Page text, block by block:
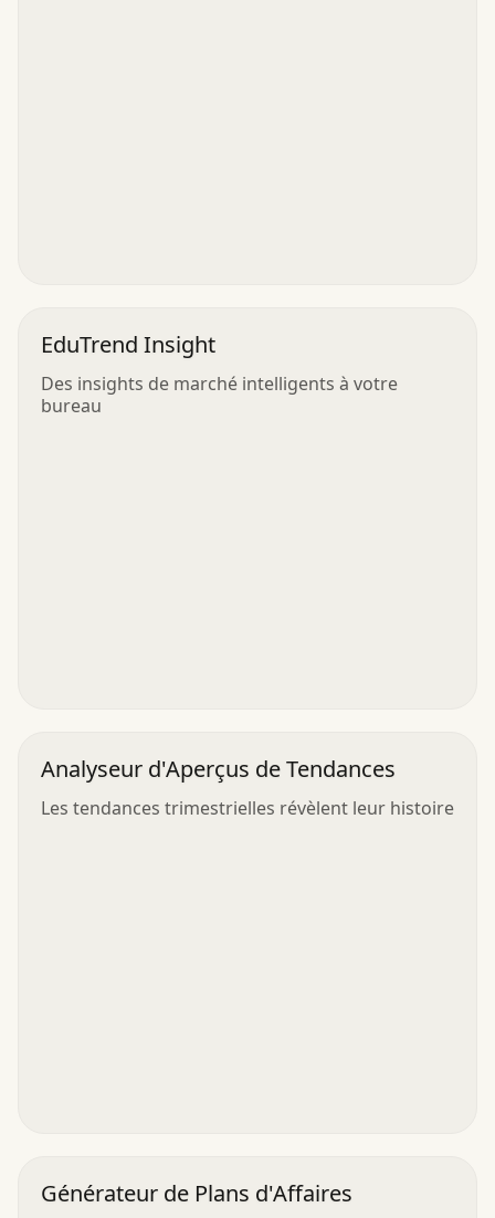
EduTrend Insight
Des insights de marché intelligents à votre
bureau
Analyseur d'Aperçus de Tendances
Les tendances trimestrielles révèlent leur histoire
Générateur de Plans d'Affaires